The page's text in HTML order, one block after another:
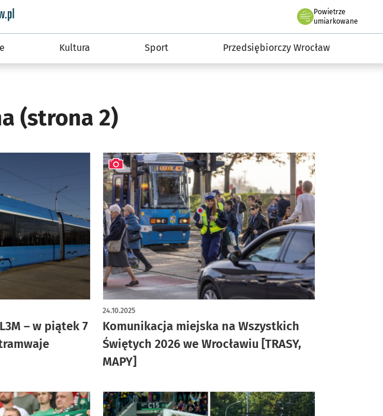
Serwis informacyjny wroclaw.pl
Powietrze
we Wrocławiu
umiarkowane
Kultura Sport Przedsiębiorczy Wrocław
(strona 2)
– w piątek 7
Komunikacja miejska na Wszystkich
Świętych 2026 we Wrocławiu [TRASY,
MAPY]
24.10.2025
artykuł z galerią zdjęć